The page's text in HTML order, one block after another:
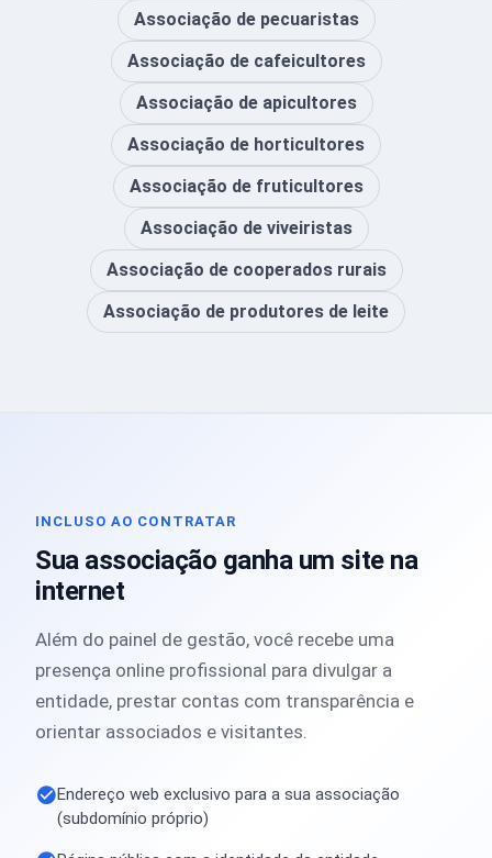
Associação de pecuaristas
Associação de cafeicultores
Associação de apicultores
Associação de horticultores
Associação de fruticultores
Associação de viveiristas
Associação de cooperados rurais
Associação de produtores de leite
INCLUSO AO CONTRATAR
Sua associação ganha um site na
internet
Além do painel de gestão, você recebe uma
presença online profissional para divulgar a
entidade, prestar contas com transparência e
orientar associados e visitantes.
Endereço web exclusivo para a sua associação
(subdomínio próprio)